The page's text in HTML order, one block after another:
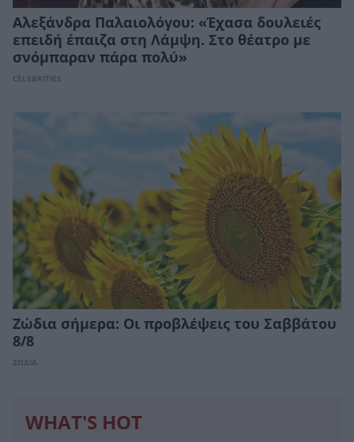
Αλεξάνδρα Παλαιολόγου: «Έχασα δουλειές
επειδή έπαιζα στη Λάμψη. Στο θέατρο με
σνόμπαραν πάρα πολύ»
CELEBRITIES
Ζώδια σήμερα: Οι προβλέψεις του Σαββάτου
8/8
ΖΩΔΙΑ
WHAT'S HOT